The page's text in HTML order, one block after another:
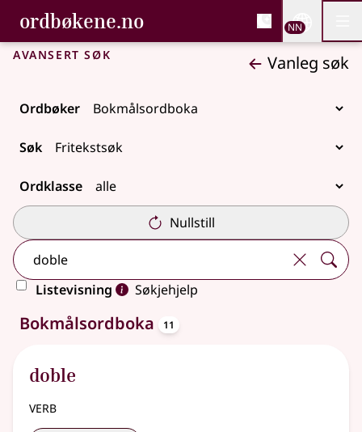
Gå til hovudinnhald
Tilgjenge
ordbøkene.no, Bokmålsordboka og
Bokmålsordboka og Nynorskordboka
NN
Avansert søk Vanleg søk
Ordbøker
Søk
Ordklasse
Nullstill
Listevisning
Søkjehjelp
11 treff
Bokmålsordboka 11
doble
verb